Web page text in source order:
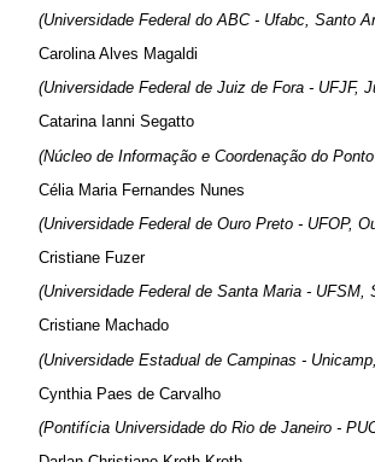
(Universidade Federal do ABC - Ufabc, Santo
Carolina Alves Magaldi
(Universidade Federal de Juiz de Fora - UFJF,
Catarina Ianni Segatto
(Núcleo de Informação e Coordenação do
Célia Maria Fernandes Nunes
(Universidade Federal de Ouro Preto - UFOP,
Cristiane Fuzer
(Universidade Federal de Santa Maria - UFSM,
Cristiane Machado
(Universidade Estadual de Campinas -
Cynthia Paes de Carvalho
(Pontifícia Universidade do Rio de Janeiro -